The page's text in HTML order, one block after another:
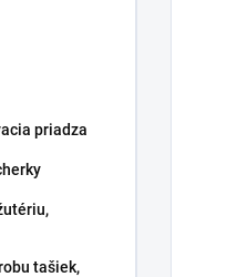
priadza
tašiek,